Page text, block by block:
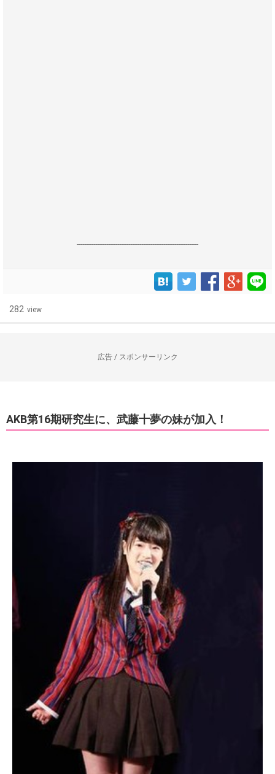
------------------------------------------------------------------
282 view
広告 / スポンサーリンク
AKB第16期研究生に、武藤十夢の妹が加入！